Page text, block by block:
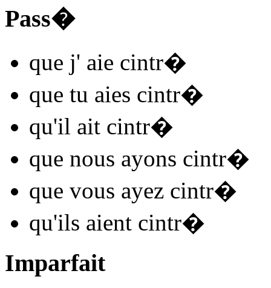
Pass�
que j' aie cintr�
que tu aies cintr�
qu'il ait cintr�
que nous ayons cintr�
que vous ayez cintr�
qu'ils aient cintr�
Imparfait